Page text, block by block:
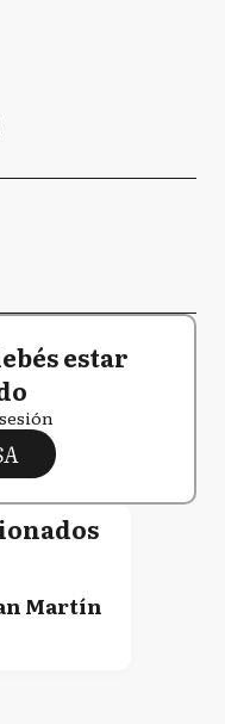
estar
Martín